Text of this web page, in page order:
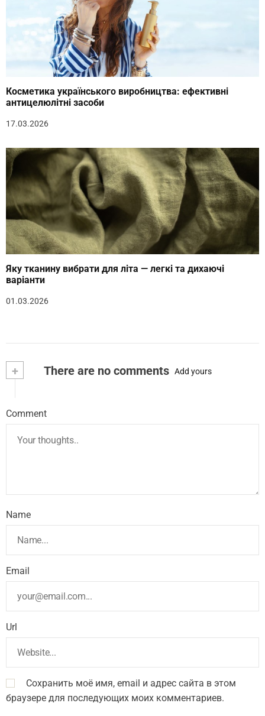
Косметика українського виробництва: ефективні
антицелюлітні засоби
17.03.2026
Яку тканину вибрати для літа — легкі та дихаючі
варіанти
01.03.2026
+ There are no comments Add yours
Comment
Name
Email
Url
Сохранить моё имя, email и адрес сайта в этом
браузере для последующих моих комментариев.